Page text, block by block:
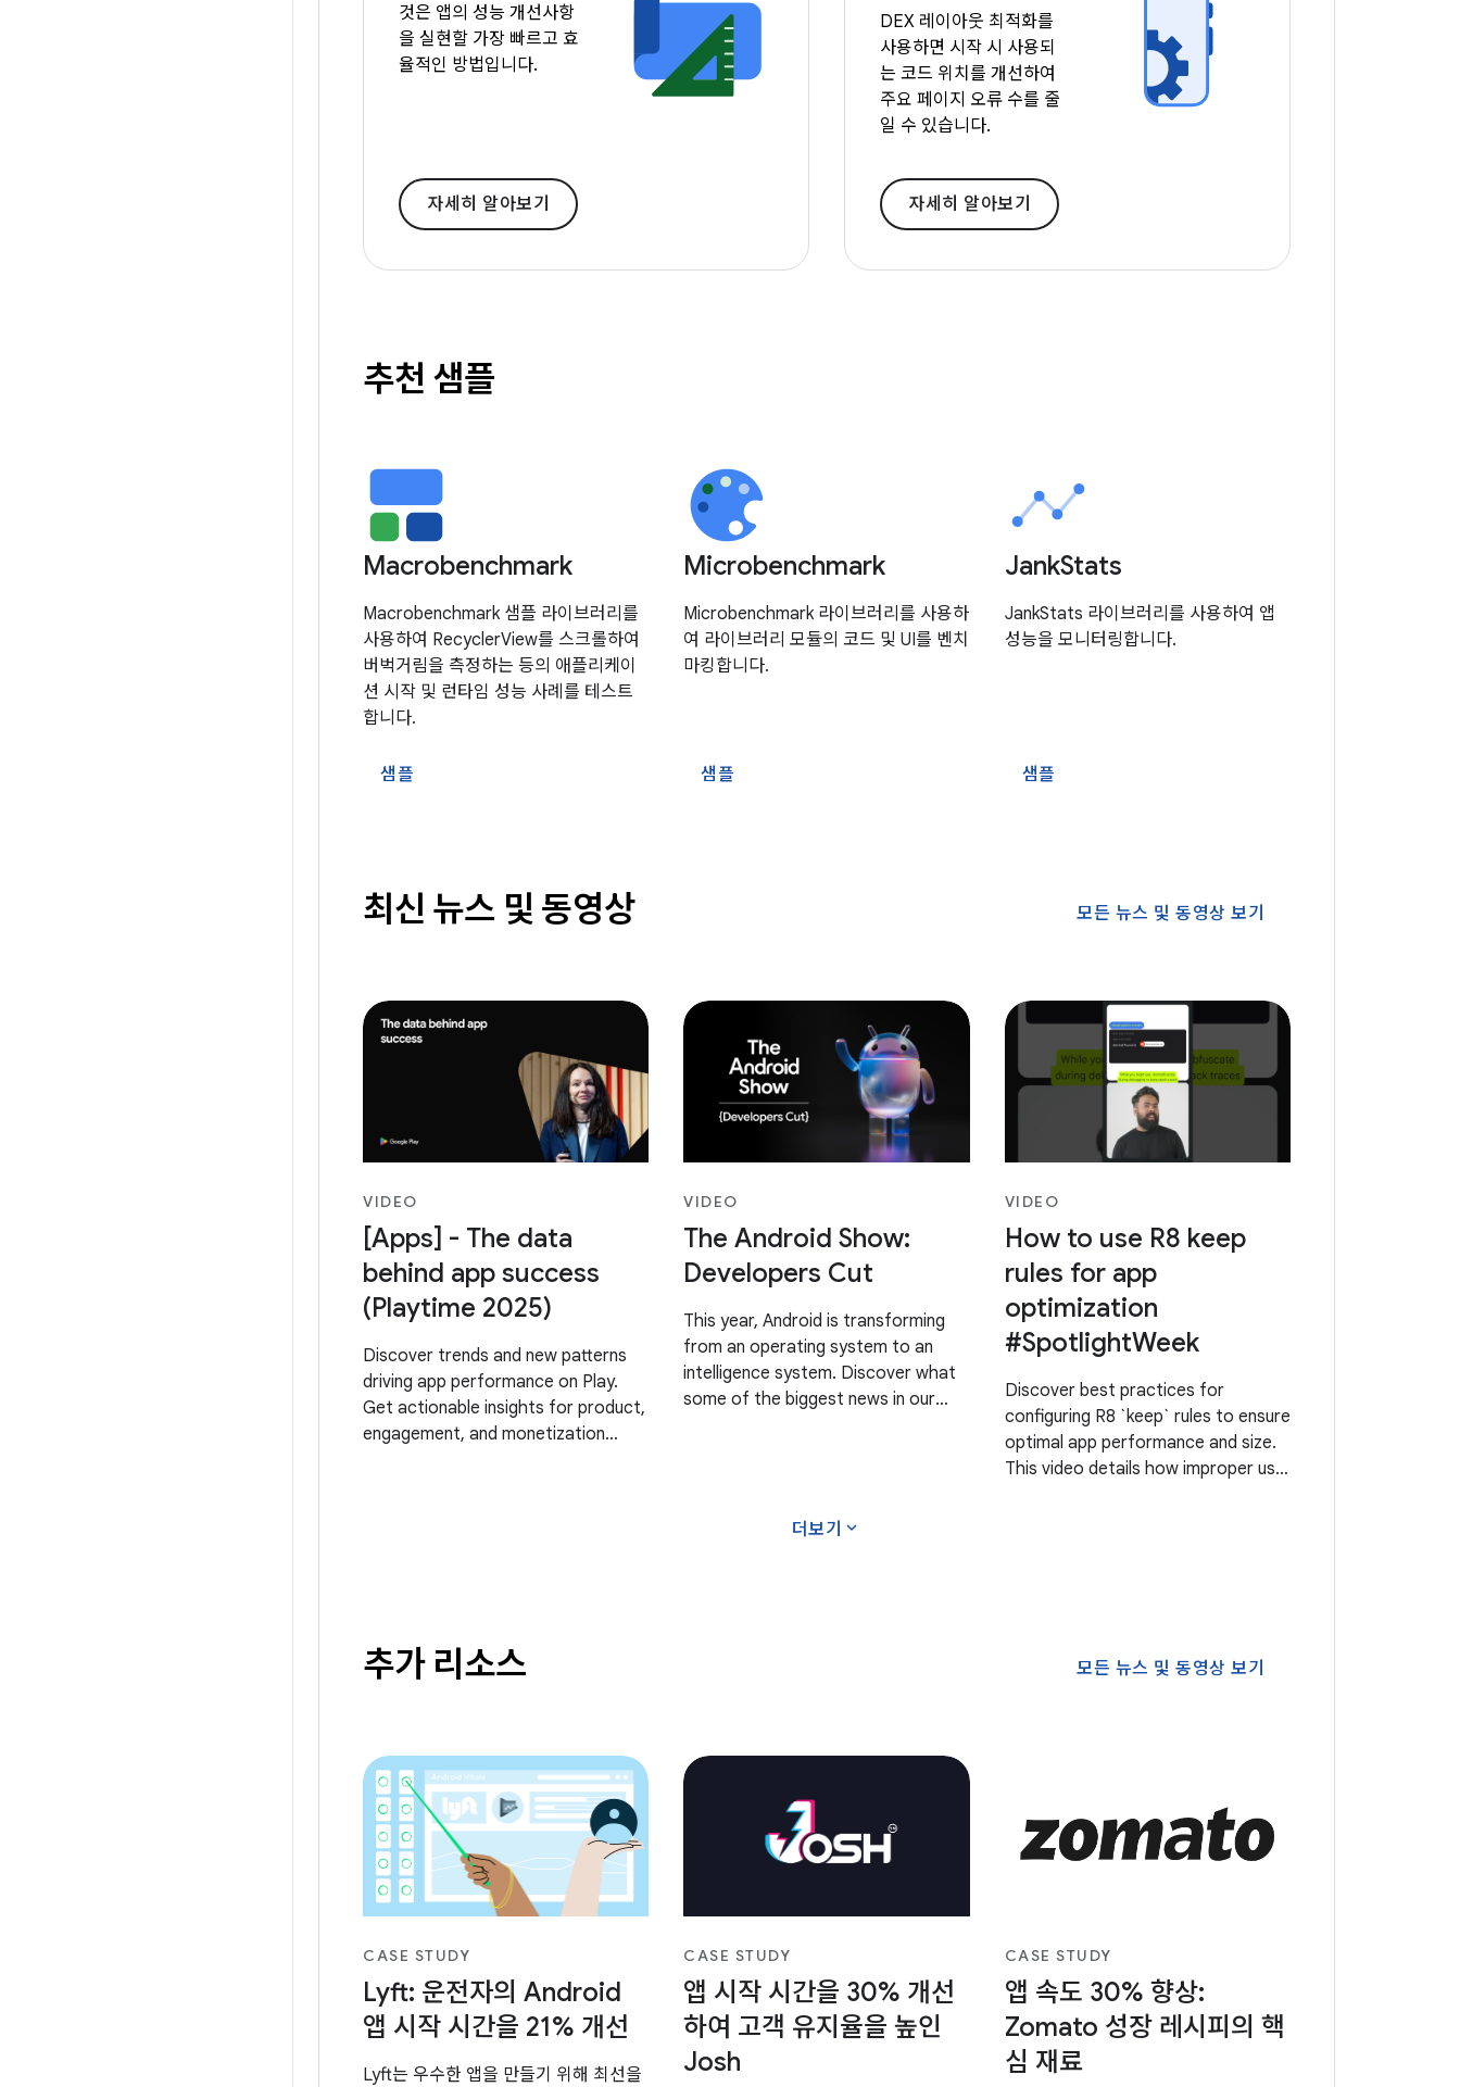
것은 앱의 성능 개선사항
을 실현할 가장 빠르고 효
율적인 방법입니다.
자세히 알아보기
DEX 레이아웃 최적화를
사용하면 시작 시 사용되
는 코드 위치를 개선하여
주요 페이지 오류 수를 줄
일 수 있습니다.
자세히 알아보기
추천 샘플
Macrobenchmark
Macrobenchmark 샘플 라이브러리를
사용하여 RecyclerView를 스크롤하여
버벅거림을 측정하는 등의 애플리케이
션 시작 및 런타임 성능 사례를 테스트
합니다.
샘플
Microbenchmark
Microbenchmark 라이브러리를 사용하
여 라이브러리 모듈의 코드 및 UI를 벤치
마킹합니다.
샘플
JankStats
JankStats 라이브러리를 사용하여 앱
성능을 모니터링합니다.
샘플
최신 뉴스 및 동영상 모든 뉴스 및 동영상 보기
VIDEO
[Apps] - The data
behind app success
(Playtime 2025)
Discover trends and new patterns
driving app performance on Play.
Get actionable insights for product,
engagement, and monetization
VIDEO
The Android Show:
Developers Cut
This year, Android is transforming
from an operating system to an
intelligence system. Discover what
some of the biggest news in our
VIDEO
How to use R8 keep
rules for app
optimization
#SpotlightWeek
Discover best practices for
configuring R8 `keep` rules to ensure
optimal app performance and size.
This video details how improper use
더보기 expand_more
추가 리소스 모든 뉴스 및 동영상 보기
CASE STUDY
Lyft: 운전자의 Android
앱 시작 시간을 21% 개선
Lyft는 우수한 앱을 만들기 위해 최선을
CASE STUDY
앱 시작 시간을 30% 개선
하여 고객 유지율을 높인
Josh
CASE STUDY
앱 속도 30% 향상:
Zomato 성장 레시피의 핵
심 재료